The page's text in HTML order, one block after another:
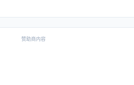
赞助商内容